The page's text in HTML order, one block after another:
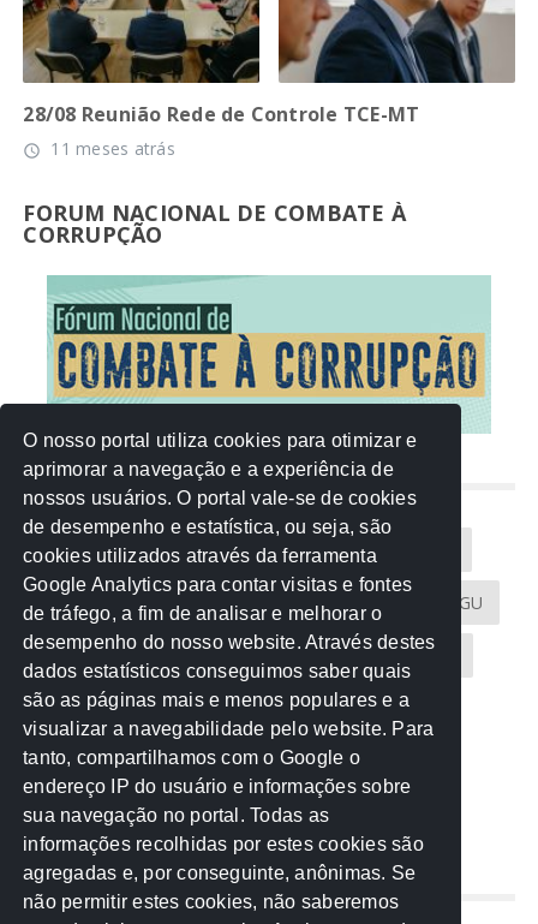
28/08 Reunião Rede de Controle TCE-MT
access_time 11 meses atrás
FORUM NACIONAL DE COMBATE À
CORRUPÇÃO
NUVEM DE TAGS
Acontece na Rede AGU AMM
Atricon Audicom CAU-MT CGU
CREA-MT Eventos MPC-MT MPE-MT
MPF Notícias PF PGE-MT PGR
Receita Federal Sem categoria
TCE-MT TCU TRE
REDE NOS ESTADOS
O nosso portal utiliza cookies para otimizar e
aprimorar a navegação e a experiência de
nossos usuários. O portal vale-se de cookies
de desempenho e estatística, ou seja, são
cookies utilizados através da ferramenta
Google Analytics para contar visitas e fontes
de tráfego, a fim de analisar e melhorar o
desempenho do nosso website. Através destes
dados estatísticos conseguimos saber quais
são as páginas mais e menos populares e a
visualizar a navegabilidade pelo website. Para
tanto, compartilhamos com o Google o
endereço IP do usuário e informações sobre
sua navegação no portal. Todas as
informações recolhidas por estes cookies são
agregadas e, por conseguinte, anônimas. Se
não permitir estes cookies, não saberemos